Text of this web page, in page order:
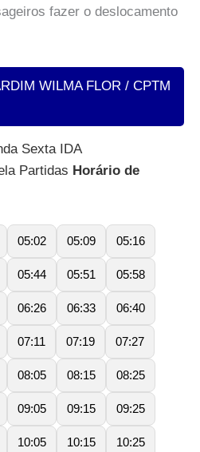
fazer o deslocamento
WILMA FLOR / CPTM
Sexta IDA
Partidas Horário de
05:02 05:09 05:16
05:44 05:51 05:58
06:26 06:33 06:40
07:11 07:19 07:27
08:05 08:15 08:25
09:05 09:15 09:25
10:05 10:15 10:25